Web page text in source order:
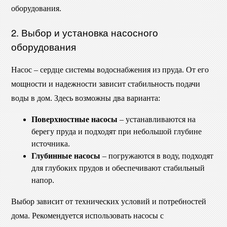
оборудования.
2. Выбор и установка насосного
оборудования
Насос – сердце системы водоснабжения из пруда. От его
мощности и надежности зависит стабильность подачи
воды в дом. Здесь возможны два варианта:
Поверхностные насосы– устанавливаются на
берегу пруда и подходят при небольшой глубине
источника.
Глубинные насосы – погружаются в воду, подходят
для глубоких прудов и обеспечивают стабильный
напор.
Выбор зависит от технических условий и потребностей
дома. Рекомендуется использовать насосы с